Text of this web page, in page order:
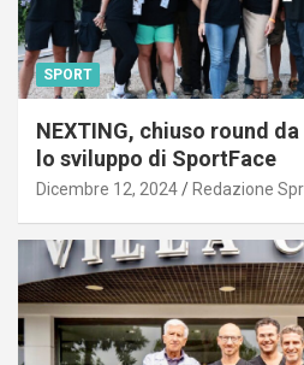
SPORT
NEXTING, chiuso round
lo sviluppo di SportFace
Dicembre 12, 2024 Redazione